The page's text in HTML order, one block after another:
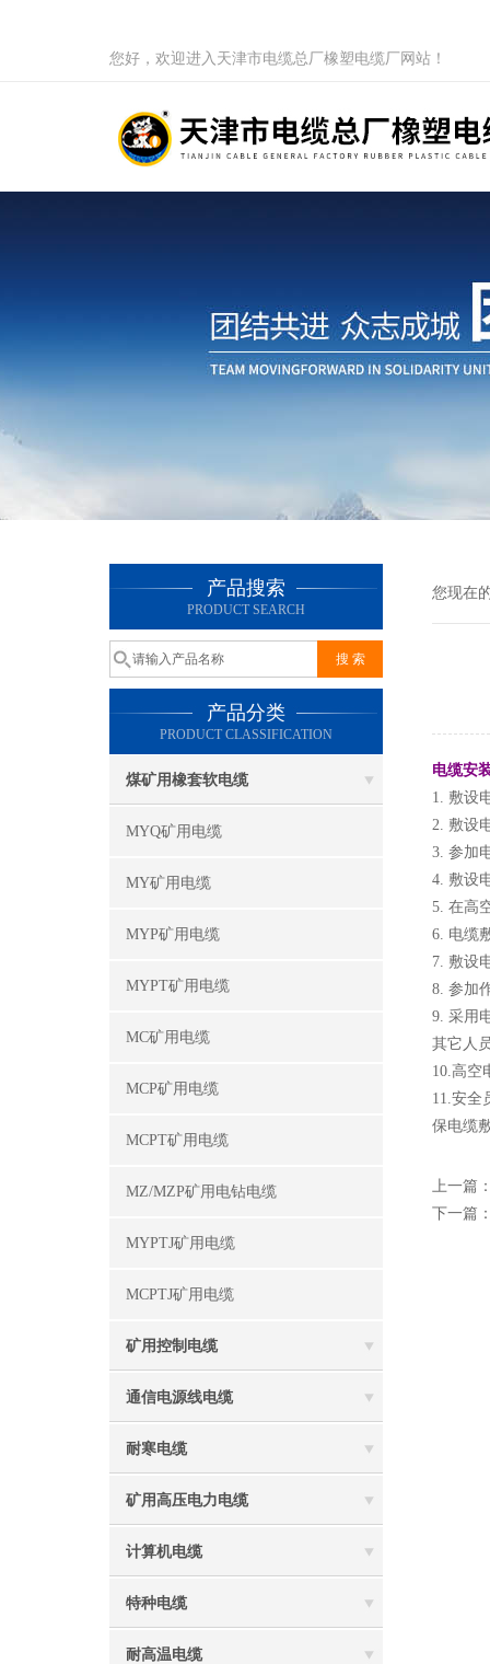
您好，欢迎进入天津市电缆总厂橡塑电缆厂网站！
产品搜索
PRODUCT SEARCH
产品分类
PRODUCT CLASSIFICATION
煤矿用橡套软电缆
MYQ矿用电缆
MY矿用电缆
MYP矿用电缆
MYPT矿用电缆
MC矿用电缆
MCP矿用电缆
MCPT矿用电缆
MZ/MZP矿用电钻电缆
MYPTJ矿用电缆
MCPTJ矿用电缆
矿用控制电缆
通信电源线电缆
耐寒电缆
矿用高压电力电缆
计算机电缆
特种电缆
耐高温电缆
您现在
电缆安
1. 敷设
2. 敷设
3. 参加
4. 敷设
5. 在高
6. 电缆
7. 敷设
8. 参加
9. 采用
其它人
10.高空
11.安全
保电缆
上一篇
下一篇